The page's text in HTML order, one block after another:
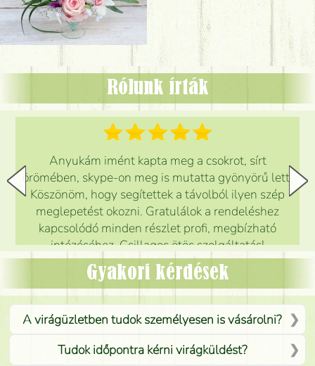
Rólunk írták
Anyukám imént kapta meg a csokrot, sírt
örömében, skype-on meg is mutatta gyönyörű lett.
Köszönöm, hogy segítettek a távolból ilyen szép
meglepetést okozni. Gratulálok a rendeléshez
kapcsolódó minden részlet profi, megbízható
intézéséhez. Csillagos ötös szolgáltatás!
Mónika
Gyakori kérdések
A virágüzletben tudok személyesen is vásárolni?
Tudok időpontra kérni virágküldést?